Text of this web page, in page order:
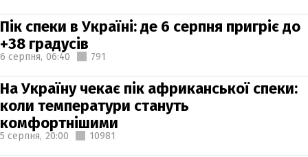
Пік спеки в Україні: де 6 серпня пригріє до
+38 градусів
6 серпня, 06:40 791
На Україну чекає пік африканської спеки:
коли температури стануть
комфортнішими
5 серпня, 20:00 10981